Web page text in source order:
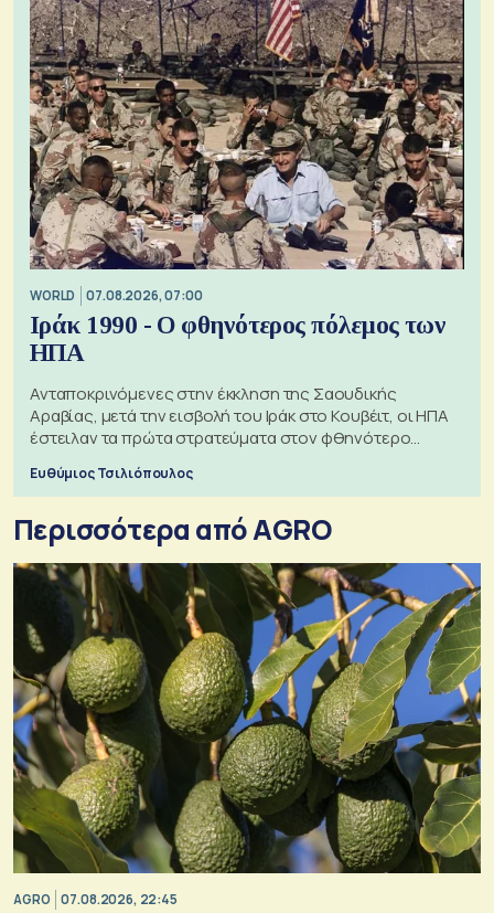
WORLD 07.08.2026, 07:00
Ιράκ 1990 - Ο φθηνότερος πόλεμος των
ΗΠΑ
Ανταποκρινόμενες στην έκκληση της Σαουδικής
Αραβίας, μετά την εισβολή του Ιράκ στο Κουβέιτ, οι ΗΠΑ
έστειλαν τα πρώτα στρατεύματα στον φθηνότερο
Ευθύμιος Τσιλιόπουλος
Περισσότερα από AGRO
AGRO 07.08.2026, 22:45